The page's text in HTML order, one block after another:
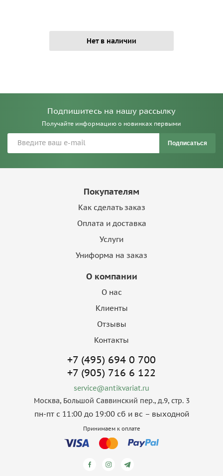
Нет в наличии
Подпишитесь на нашу рассылку
Получайте информацию о новинках первыми
Подписаться
Покупателям
Как сделать заказ
Оплата и доставка
Услуги
Униформа на заказ
О компании
О нас
Клиенты
Отзывы
Контакты
+7 (495) 694 0 700
+7 (905) 716 6 122
service@antikvariat.ru
Москва, Большой Саввинский пер., д.9, стр. 3
пн-пт с 11:00 до 19:00 сб и вс – выходной
Принимаем к оплате